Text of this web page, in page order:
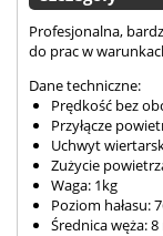
Profesjonalna,
do prac w
Dane techniczne:
Prędkość bez
Przyłącze
Uchwyt
Zużycie
Waga: 1kg
Poziom hałasu:
Średnica węża: